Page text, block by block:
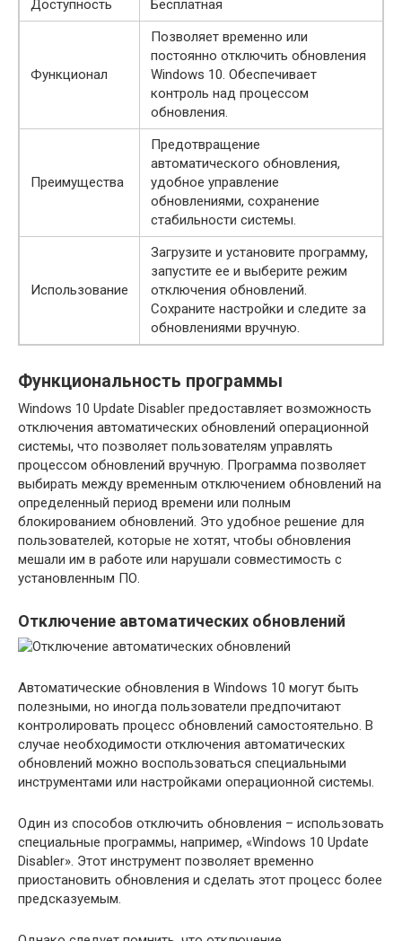
Доступность
Бесплатная
Функционал
Позволяет временно или
постоянно отключить обновления
Windows 10. Обеспечивает
контроль над процессом
обновления.
Преимущества
Предотвращение
автоматического обновления,
удобное управление
обновлениями, сохранение
стабильности системы.
Использование
Загрузите и установите программу,
запустите ее и выберите режим
отключения обновлений.
Сохраните настройки и следите за
обновлениями вручную.
Функциональность программы
Windows 10 Update Disabler предоставляет возможность
отключения автоматических обновлений операционной
системы, что позволяет пользователям управлять
процессом обновлений вручную. Программа позволяет
выбирать между временным отключением обновлений на
определенный период времени или полным
блокированием обновлений. Это удобное решение для
пользователей, которые не хотят, чтобы обновления
мешали им в работе или нарушали совместимость с
установленным ПО.
Отключение автоматических обновлений
Автоматические обновления в Windows 10 могут быть
полезными, но иногда пользователи предпочитают
контролировать процесс обновлений самостоятельно. В
случае необходимости отключения автоматических
обновлений можно воспользоваться специальными
инструментами или настройками операционной системы.
Один из способов отключить обновления – использовать
специальные программы, например, «Windows 10 Update
Disabler». Этот инструмент позволяет временно
приостановить обновления и сделать этот процесс более
предсказуемым.